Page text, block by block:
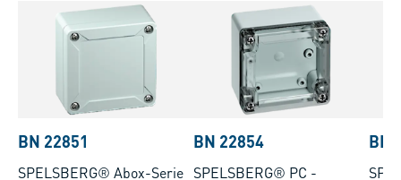
BN 22851
SPELSBERG® Abox-Serie
BN 22854
SPELSBERG® PC -
BN